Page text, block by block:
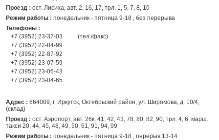
Проезд : ост. Лисиха, авт. 2, 16, 17, трл. 1, 5, 7, 8, 10
Режим работы : понедельник - пятница 9-18 , без перерыва
Телефоны :
+7 (3952) 23-37-03
(тел./факс)
+7 (3952) 22-84-99
+7 (3952) 22-87-92
+7 (3952) 23-07-59
+7 (3952) 23-06-43
+7 (3952) 23-04-65
Адрес : 664009, г. Иркутск, Октябрьский район, ул. Ширямова, д. 10/4,
(склад)
Проезд : ост. Аэропорт, авт. 26к, 41, 42, 43, 78, 80, 82, 90, трл. 4, 6, марш.
такси 20, 44, 45, 48, 49, 50, 61, 91, 94, 99
Режим работы : понедельник - пятница 9-18 , перерыв 13-14